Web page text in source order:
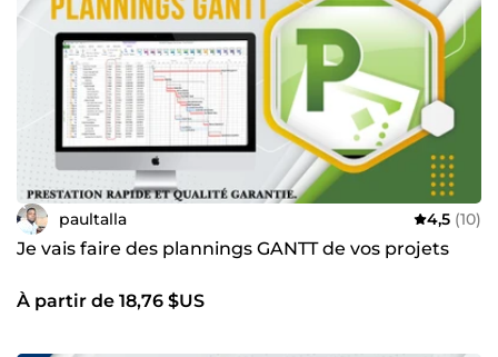
paultalla 4,5 (10)
Je vais faire des plannings GANTT de vos projets
À partir de 18,76 $US